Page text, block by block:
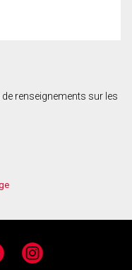
», vous
et vous
renseignements sur les
Instagram